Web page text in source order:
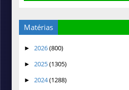
Matérias
► 2026(800)
► 2025(1305)
► 2024(1288)